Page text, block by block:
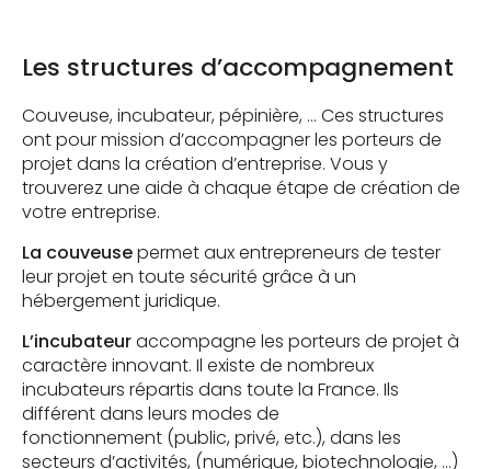
Les structures d’accompagnement
Couveuse, incubateur, pépinière, … Ces structures
ont pour mission d’accompagner les porteurs de
projet dans la création d’entreprise. Vous y
trouverez une aide à chaque étape de création de
votre entreprise.
La couveusepermet aux entrepreneurs de tester
leur projet en toute sécurité grâce à un
hébergement juridique.
L’incubateuraccompagne les porteurs de projet à
caractère innovant. Il existe de nombreux
incubateurs répartis dans toute la France. Ils
différent dans leurs modes de
fonctionnement (public, privé, etc.), dans les
secteurs d’activités, (numérique, biotechnologie, …)